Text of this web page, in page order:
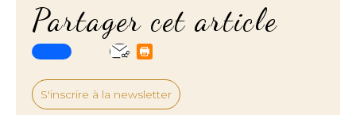
Partager cet article
S'inscrire à la newsletter